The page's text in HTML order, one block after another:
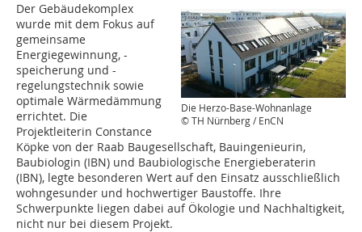
Die Herzo-Base-Wohnanlage
© TH Nürnberg / EnCN
Der Gebäudekomplex
wurde mit dem Fokus auf
gemeinsame
Energiegewinnung, -
speicherung und -
regelungstechnik sowie
optimale Wärmedämmung
errichtet. Die
Projektleiterin Constance
Köpke von der Raab Baugesellschaft, Bauingenieurin,
Baubiologin (IBN) und Baubiologische Energieberaterin
(IBN), legte besonderen Wert auf den Einsatz ausschließlich
wohngesunder und hochwertiger Baustoffe. Ihre
Schwerpunkte liegen dabei auf Ökologie und Nachhaltigkeit,
nicht nur bei diesem Projekt.